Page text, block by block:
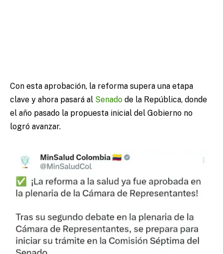
Con esta aprobación, la reforma supera una etapa
clave y ahora pasará al Senado de la República, donde
el año pasado la propuesta inicial del Gobierno no
logró avanzar.